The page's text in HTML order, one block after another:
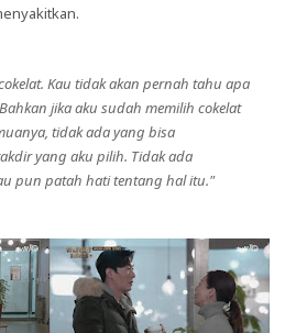
Kau tidak akan pernah tahu apa
jika aku sudah memilih cokelat
tidak ada yang bisa
yang aku pilih. Tidak ada
pun patah hati tentang hal itu."